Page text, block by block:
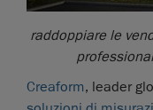
raddoppiare le
Creaform, leader